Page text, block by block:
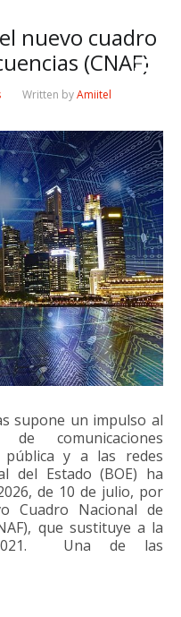
nuevo cuadro
(CNAF)
Written byAmiitel
supone un impulso al
comunicaciones
y a las redes
del Estado (BOE) ha
de 10 de julio, por
Cuadro Nacional de
que sustituye a la
Una de las